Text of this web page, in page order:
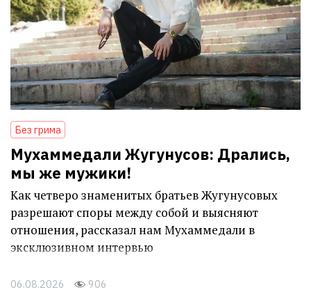
Без грима
Мухаммедали Жугунусов: Дрались,
мы же мужики!
Как четверо знаменитых братьев Жугунусовых
разрешают споры между собой и выясняют
отношения, рассказал нам Мухаммедали в
эксклюзивном интервью
06.08.2026 906